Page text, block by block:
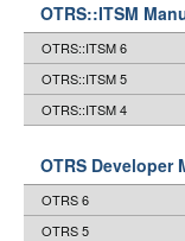
OTRS::ITSM
OTRS::ITSM 6
OTRS::ITSM 5
OTRS::ITSM 4
OTRS Developer
OTRS 6
OTRS 5